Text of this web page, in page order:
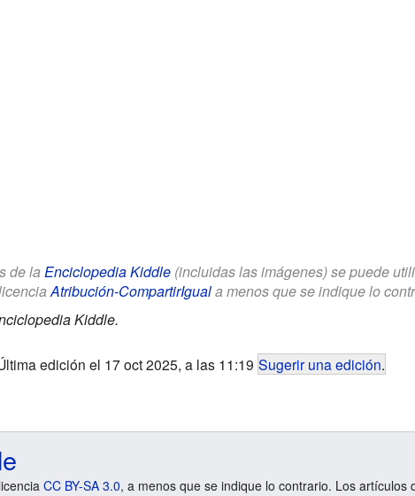
de la Enciclopedia Kiddle(incluidas las imágenes) se puede
Atribución-CompartirIguala menos que se indique lo
Kiddle.
edición el 17 oct 2025, a las 11:19 Sugerir una edición.
CC BY-SA 3.0, a menos que se indique lo contrario. Los artículos